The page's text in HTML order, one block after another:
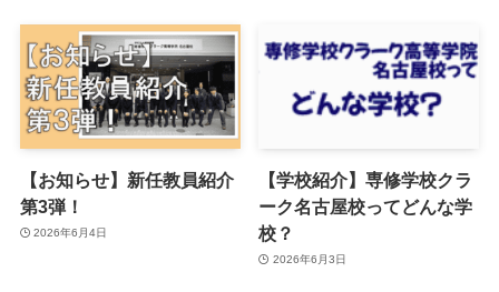
【お知らせ】新任教員紹介
第3弾！
2026年6月4日
【学校紹介】専修学校クラ
ーク名古屋校ってどんな学
校？
2026年6月3日